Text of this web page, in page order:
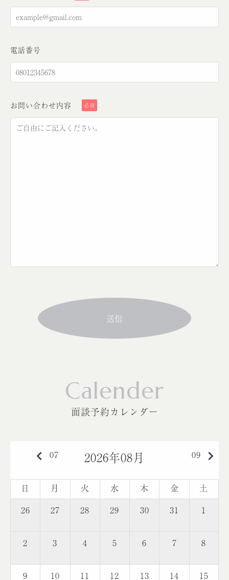
電話番号
お問い合わせ内容 必須
Calender
面談予約カレンダー
keyboard_arrow_left 07 2026年08月 09 keyboard_arrow_right
日 月 火 水 木 金
土
26
27 28 29 30 31 1
2 3 4 5 6 7 8
9 10 11 12 13 14 15